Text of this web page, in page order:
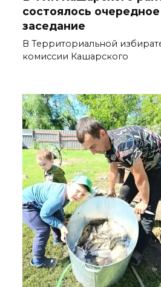
состоялось очередное
заседание
В Территориальной
комиссии Кашарского